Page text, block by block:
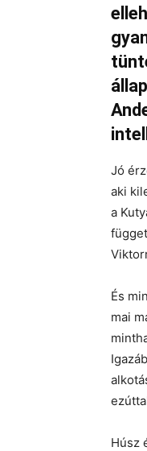
Jó
aki
a
És
mai
Húsz